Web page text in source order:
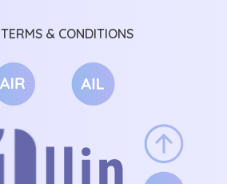
TERMS & CONDITIONS